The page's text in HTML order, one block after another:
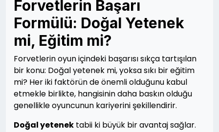
Forvetlerin Başarı
Formülü: Doğal Yetenek
mi, Eğitim mi?
Forvetlerin oyun içindeki başarısı sıkça tartışılan
bir konu: Doğal yetenek mi, yoksa sıkı bir eğitim
mi? Her iki faktörün de önemli olduğunu kabul
etmekle birlikte, hangisinin daha baskın olduğu
genellikle oyuncunun kariyerini şekillendirir.
Doğal yetenek tabii ki büyük bir avantaj sağlar.